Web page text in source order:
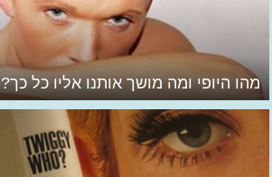
מהו היופי ומה מושך אותנו אליו כל כך?